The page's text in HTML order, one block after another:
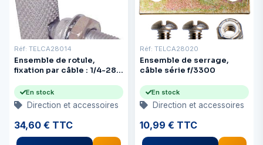
Réf: TELCA28014
Ensemble de rotule,
fixation par câble : 1/4-28
En stock
Direction et accessoires
34,60 € TTC
Réf: TELCA28020
Ensemble de serrage,
câble série f/3300
En stock
Direction et accessoires
10,99 € TTC